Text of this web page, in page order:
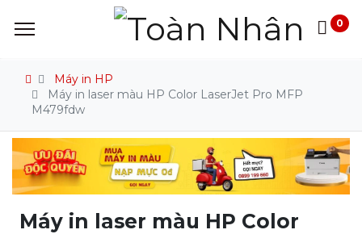
0
Máy in HP
Máy in laser màu HP Color LaserJet Pro MFP
M479fdw
Máy in laser màu HP Color